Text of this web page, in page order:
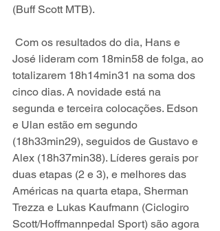
(Buff Scott MTB).
José lideram com 18min58 de folga, ao
totalizarem 18h14min31 na soma dos
cinco dias. A novidade está na
segunda e terceira colocações. Edson
e Ulan estão em segundo
(18h33min29), seguidos de Gustavo e
Alex (18h37min38). Líderes gerais por
duas etapas (2 e 3), e melhores das
Américas na quarta etapa, Sherman
Trezza e Lukas Kaufmann (Ciclogiro
Scott/Hoffmannpedal Sport) são agora